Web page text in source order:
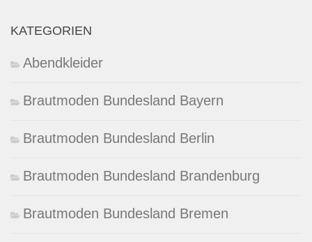
KATEGORIEN
Abendkleider
Brautmoden Bundesland Bayern
Brautmoden Bundesland Berlin
Brautmoden Bundesland Brandenburg
Brautmoden Bundesland Bremen